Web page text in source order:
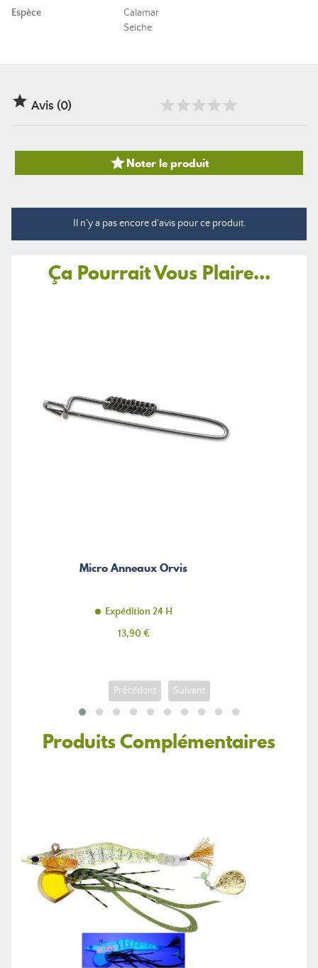
Espèce
Calamar
Seiche
 Avis (0)
Noter le produit
Il n'y a pas encore d'avis pour ce produit.
Ça Pourrait Vous Plaire...
Micro Anneaux Orvis
Expédition 24 H
Prix
13,90 €
Précédent Suivant
Produits Complémentaires